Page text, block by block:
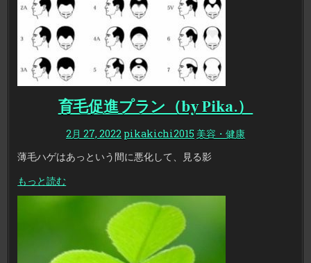
育毛促進プラン（by Pika.）
2月 27, 2022 pikakichi2015 美容・健康
薄毛ハゲはあっという間に悪化して、見る影
もっと読む